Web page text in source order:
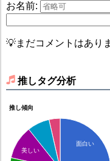
お名前:
💡まだコメントはあり
推しタグ分析
推し傾向
面白い
美しい